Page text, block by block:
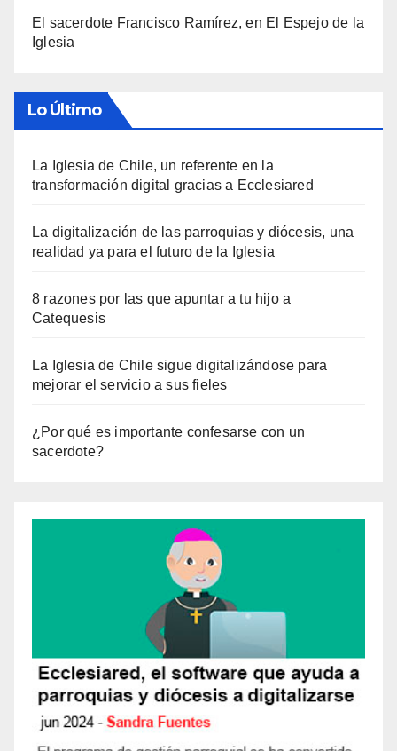
El sacerdote Francisco Ramírez, en El Espejo de la
Iglesia
Lo Último
La Iglesia de Chile, un referente en la
transformación digital gracias a Ecclesiared
La digitalización de las parroquias y diócesis, una
realidad ya para el futuro de la Iglesia
8 razones por las que apuntar a tu hijo a
Catequesis
La Iglesia de Chile sigue digitalizándose para
mejorar el servicio a sus fieles
¿Por qué es importante confesarse con un
sacerdote?